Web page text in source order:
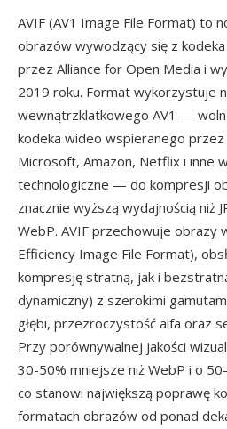
AVIF (AV1 Image File Format) to
obrazów wywodzący się z
przez Alliance for Open Media i
2019 roku. Format wykorzystuje
wewnątrzklatkowego AV1 —
kodeka wideo wspieranego przez
Microsoft, Amazon, Netflix i inne
technologiczne — do kompresji
znacznie wyższą wydajnością niż
WebP. AVIF przechowuje obrazy
Efficiency Image File Format),
kompresję stratną, jak i
dynamiczny) z szerokimi
głębi, przezroczystość alfa oraz
Przy porównywalnej jakości
30-50% mniejsze niż WebP i o
co stanowi największą poprawę
formatach obrazów od ponad